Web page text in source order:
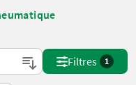
sur Landwirt.com
Filtres 1